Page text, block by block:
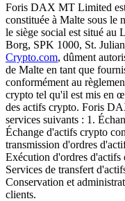
Foris DAX MT Limited est
constituée à Malte sous le
le siège social est situé
Borg, SPK 1000, St.
Crypto.com, dûment
de Malte en tant que
conformément au
crypto tel qu'il est mis en
des actifs crypto. Foris
services suivants : 1.
Échange d'actifs crypto
transmission d'ordres
Exécution d'ordres d'actifs
Services de transfert
Conservation et
clients.